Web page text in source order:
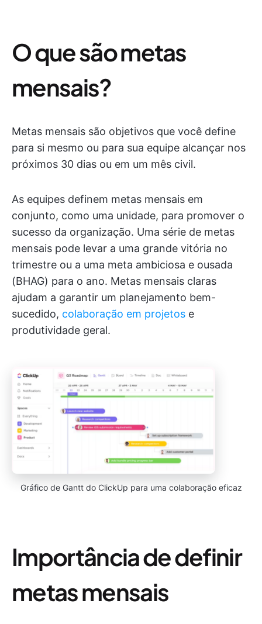
O que são metas
mensais?
Metas mensais são objetivos que você define
para si mesmo ou para sua equipe alcançar nos
próximos 30 dias ou em um mês civil.
As equipes definem metas mensais em
conjunto, como uma unidade, para promover o
sucesso da organização. Uma série de metas
mensais pode levar a uma grande vitória no
trimestre ou a uma meta ambiciosa e ousada
(BHAG) para o ano. Metas mensais claras
ajudam a garantir um planejamento bem-
sucedido, colaboração em projetos e
produtividade geral.
Gráfico de Gantt do ClickUp para uma colaboração eficaz
Importância de definir
metas mensais